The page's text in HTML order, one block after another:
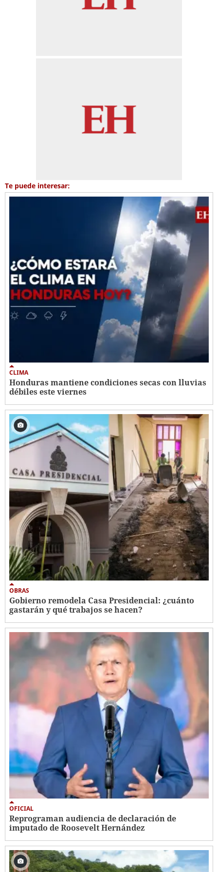
Te puede interesar:
CLIMA
Honduras mantiene condiciones secas con lluvias
débiles este viernes
OBRAS
Gobierno remodela Casa Presidencial: ¿cuánto
gastarán y qué trabajos se hacen?
OFICIAL
Reprograman audiencia de declaración de
imputado de Roosevelt Hernández